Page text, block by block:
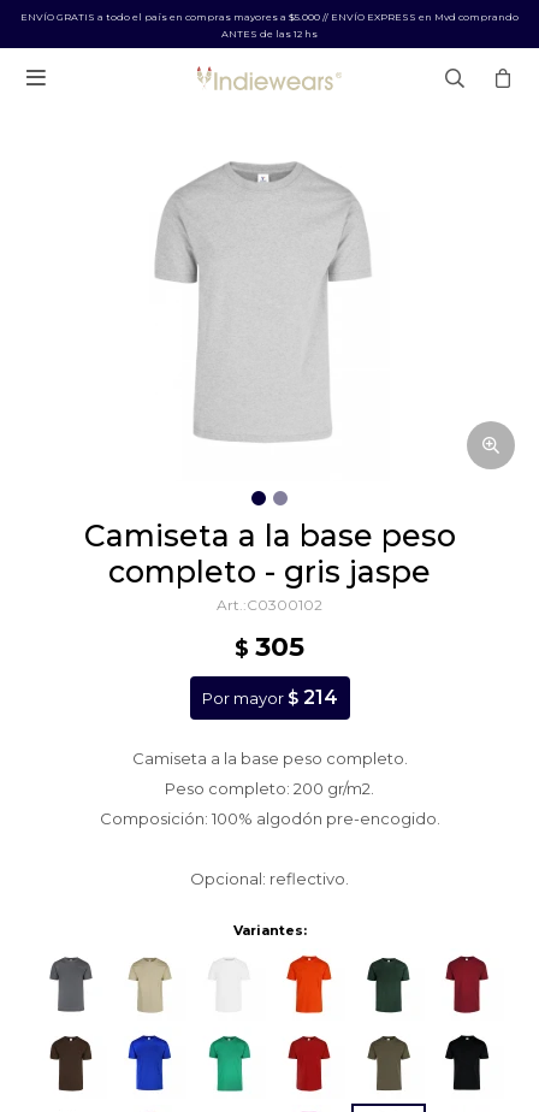
ENVÍO GRATIS a todo el país en compras mayores a $5.000 // ENVÍO EXPRESS en Mvd comprando
ANTES de las 12 hs

camiseta a la base peso
completo - gris jaspe
C0300102
$ 305
Por mayor $ 214
Camiseta a la base peso completo.
Peso completo: 200 gr/m2.
Composición: 100% algodón pre-encogido.
Opcional: reflectivo.
Variantes: